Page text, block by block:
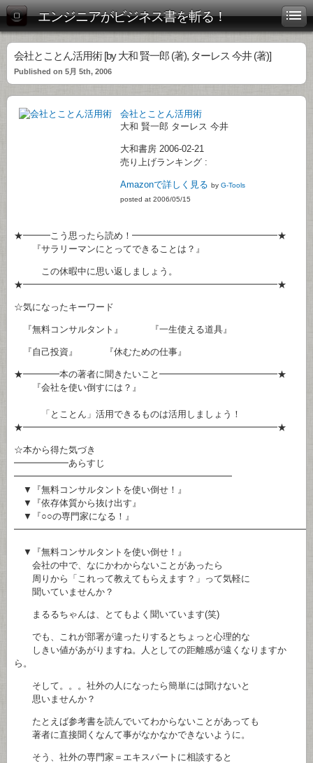
エンジニアがビジネス書を斬る！
会社とことん活用術 [by 大和 賢一郎 (著), ターレス 今井 (著)]
Published on 5月 5th, 2006
会社とことん活用術
大和 賢一郎 ターレス 今井
大和書房 2006-02-21
売り上げランキング :
Amazonで詳しく見る by G-Tools
posted at 2006/05/15
★━━━こう思ったら読め！━━━━━━━━━━━━━━━━★
『サラリーマンにとってできることは？』
この休暇中に思い返しましょう。
★━━━━━━━━━━━━━━━━━━━━━━━━━━━━★
☆気になったキーワード
『無料コンサルタント』 『一生使える道具』
『自己投資』 『休むための仕事』
★━━━━本の著者に聞きたいこと━━━━━━━━━━━━━★
『会社を使い倒すには？』
「とことん」活用できるものは活用しましょう！
★━━━━━━━━━━━━━━━━━━━━━━━━━━━━★
☆本から得た気づき
━━━━━━あらすじ
━━━━━━━━━━━━━━━━━━━━━━━━
▼『無料コンサルタントを使い倒せ！』
▼『依存体質から抜け出す』
▼『○○の専門家になる！』
▼『無料コンサルタントを使い倒せ！』
会社の中で、なにかわからないことがあったら
周りから「これって教えてもらえます？」って気軽に
聞いていませんか？
まるるちゃんは、とてもよく聞いています(笑)
でも、これが部署が違ったりするとちょっと心理的な
しきい値があがりますね。人としての距離感が遠くなりますか
ら。
そして。。。社外の人になったら簡単には聞けないと
思いませんか？
たとえば参考書を読んでいてわからないことがあっても
著者に直接聞くなんて事がなかなかできないように。
そう、社外の専門家＝エキスパートに相談すると